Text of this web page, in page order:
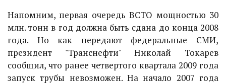
Напомним, первая очередь ВСТО мощностью 30
млн. тонн в год должна быть сдана до конца 2008
года. Но как передают федеральные СМИ,
президент "Транснефти" Николай Токарев
сообщил, что ранее четвертого квартала 2009 года
запуск трубы невозможен. На начало 2007 года